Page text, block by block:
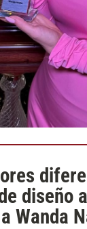
diseño
Wanda